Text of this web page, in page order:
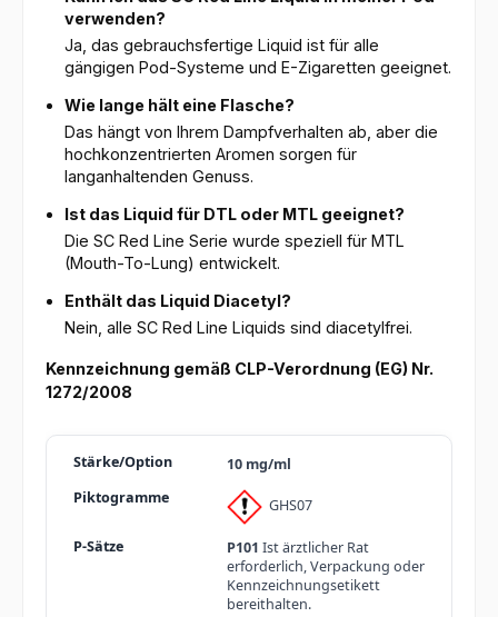
verwenden?
Ja, das gebrauchsfertige Liquid ist für alle
gängigen Pod-Systeme und E-Zigaretten geeignet.
Wie lange hält eine Flasche?
Das hängt von Ihrem Dampfverhalten ab, aber die
hochkonzentrierten Aromen sorgen für
langanhaltenden Genuss.
Ist das Liquid für DTL oder MTL geeignet?
Die SC Red Line Serie wurde speziell für MTL
(Mouth-To-Lung) entwickelt.
Enthält das Liquid Diacetyl?
Nein, alle SC Red Line Liquids sind diacetylfrei.
Kennzeichnung gemäß CLP-Verordnung (EG) Nr.
1272/2008
10 mg/ml
GHS07
P101 Ist ärztlicher Rat
erforderlich, Verpackung oder
Kennzeichnungsetikett
bereithalten.